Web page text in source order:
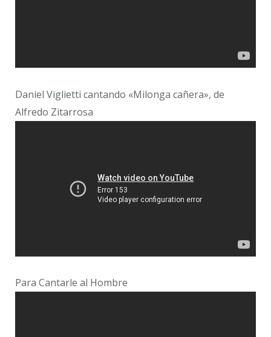
Daniel Viglietti cantando «Milonga cañera», de
Alfredo Zitarrosa
Para Cantarle al Hombre